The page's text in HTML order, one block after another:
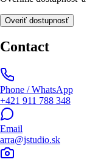
Overiť dostupnosť
Contact
Phone / WhatsApp
+421 911 788 348
Email
arra@jstudio.sk